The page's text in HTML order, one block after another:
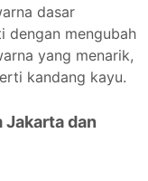
dasar
dengan mengubah
yang menarik,
kandang kayu.
Jakarta dan